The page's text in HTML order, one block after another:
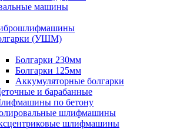
машины
(УШМ)
Болгарки 230мм
Болгарки 125мм
Аккумуляторные болгарки
и барабанные
по бетону
шлифмашины
шлифмашины